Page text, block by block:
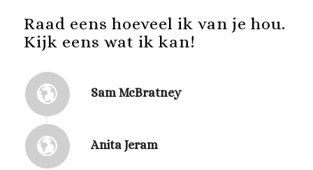
Raad eens hoeveel ik van je hou.
Kijk eens wat ik kan!
Sam McBratney
Anita Jeram